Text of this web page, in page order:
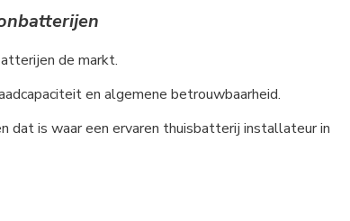
de markt.
en algemene betrouwbaarheid.
is waar een ervaren thuisbatterij installateur in